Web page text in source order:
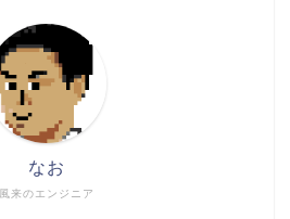
風来のエンジニア
なお